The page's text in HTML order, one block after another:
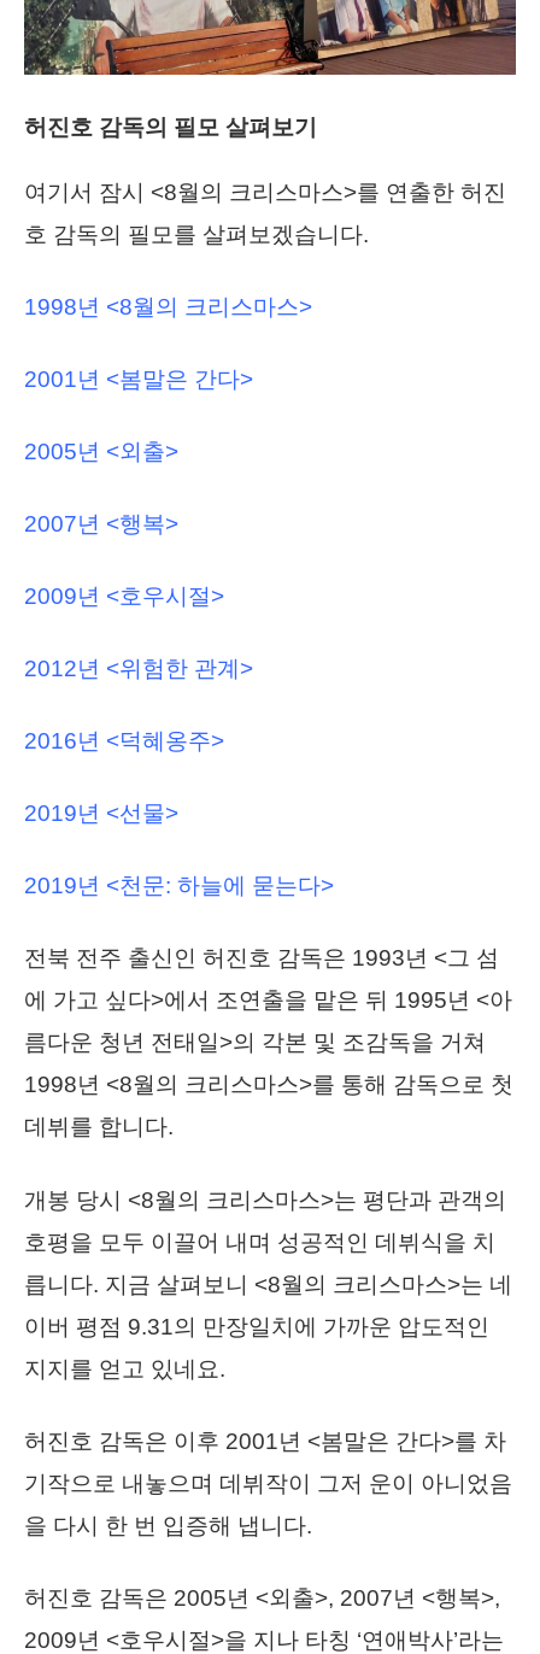
허진호 감독의 필모 살펴보기
여기서 잠시 <8월의 크리스마스>를 연출한 허진
호 감독의 필모를 살펴보겠습니다.
1998년 <8월의 크리스마스>
2001년 <봄말은 간다>
2005년 <외출>
2007년 <행복>
2009년 <호우시절>
2012년 <위험한 관계>
2016년 <덕혜옹주>
2019년 <선물>
2019년 <천문: 하늘에 묻는다>
전북 전주 출신인 허진호 감독은 1993년 <그 섬
에 가고 싶다>에서 조연출을 맡은 뒤 1995년 <아
름다운 청년 전태일>의 각본 및 조감독을 거쳐
1998년 <8월의 크리스마스>를 통해 감독으로 첫
데뷔를 합니다.
개봉 당시 <8월의 크리스마스>는 평단과 관객의
호평을 모두 이끌어 내며 성공적인 데뷔식을 치
릅니다. 지금 살펴보니 <8월의 크리스마스>는 네
이버 평점 9.31의 만장일치에 가까운 압도적인
지지를 얻고 있네요.
허진호 감독은 이후 2001년 <봄말은 간다>를 차
기작으로 내놓으며 데뷔작이 그저 운이 아니었음
을 다시 한 번 입증해 냅니다.
허진호 감독은 2005년 <외출>, 2007년 <행복>,
2009년 <호우시절>을 지나 타칭 ‘연애박사’라는